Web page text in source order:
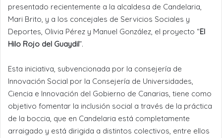
presentado recientemente a la alcaldesa de Candelaria,
Mari Brito, y a los concejales de Servicios Sociales y
Deportes, Olivia Pérez y Manuel González, el proyecto “El
Hilo Rojo del Guaydil”.
Esta iniciativa, subvencionada por la consejería de
Innovación Social por la Consejería de Universidades,
Ciencia e Innovación del Gobierno de Canarias, tiene como
objetivo fomentar la inclusión social a través de la práctica
de la boccia, que en Candelaria está completamente
arraigado y está dirigida a distintos colectivos, entre ellos